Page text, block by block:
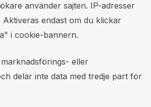
använder sajten. IP-adresser
Aktiveras endast om du klickar
i cookie-bannern.
marknadsförings- eller
delar inte data med tredje part för